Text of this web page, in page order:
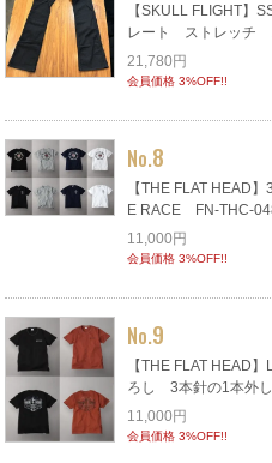
【SKULL FLIGHT
レート ストレッチ
21,780円
会員価格 3%OFF!!
No.8
【THE FLAT HEAD
E RACE FN-THC-
11,000円
会員価格 3%OFF!!
No.9
【THE FLAT HEAD
ろし 3本針の1本外
11,000円
会員価格 3%OFF!!